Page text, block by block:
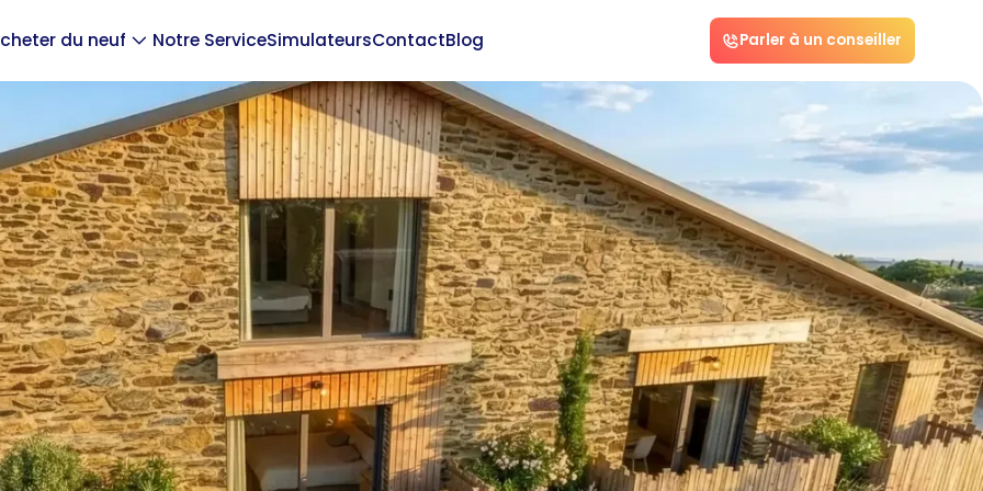
du neuf Notre ServiceSimulateursContactBlog Parler à un conseiller